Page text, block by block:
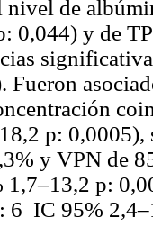
nivel de
0,044) y de
Fueron
p:
y VPN de
p:
6 IC 95%